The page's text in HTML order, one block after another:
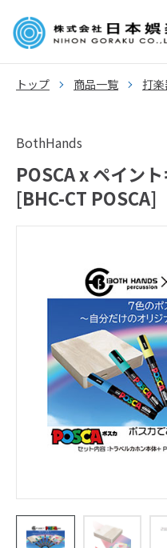
トップ 商品一覧 打
BothHands
POSCA x ペイン
[BHC-CT POSCA]